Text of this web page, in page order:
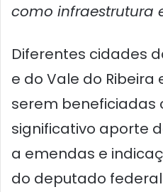
como infraestrutura
Diferentes cidades
e do Vale do
serem beneficiadas
significativo aporte
a emendas e
do deputado federal